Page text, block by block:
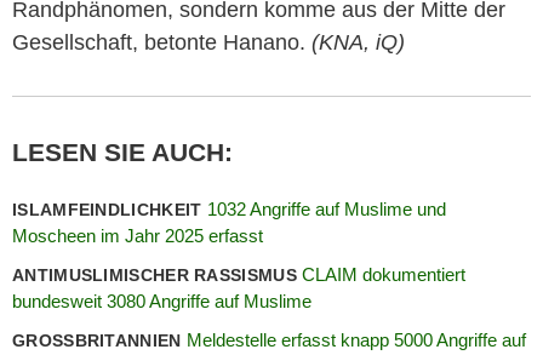
Randphänomen, sondern komme aus der Mitte der
Gesellschaft, betonte Hanano. (KNA, iQ)
LESEN SIE AUCH:
ISLAMFEINDLICHKEIT 1032 Angriffe auf Muslime und
Moscheen im Jahr 2025 erfasst
ANTIMUSLIMISCHER RASSISMUSCLAIM dokumentiert
bundesweit 3080 Angriffe auf Muslime
GROSSBRITANNIEN Meldestelle erfasst knapp 5000 Angriffe auf